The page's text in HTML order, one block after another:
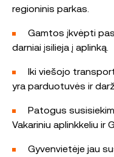
regioninis parkas.
Gamtos įkvėpti
darniai įsilieja į aplinką.
Iki viešojo
yra parduotuvės ir
Patogus
Vakariniu aplinkkeliu ir
Gyvenvietėje jau